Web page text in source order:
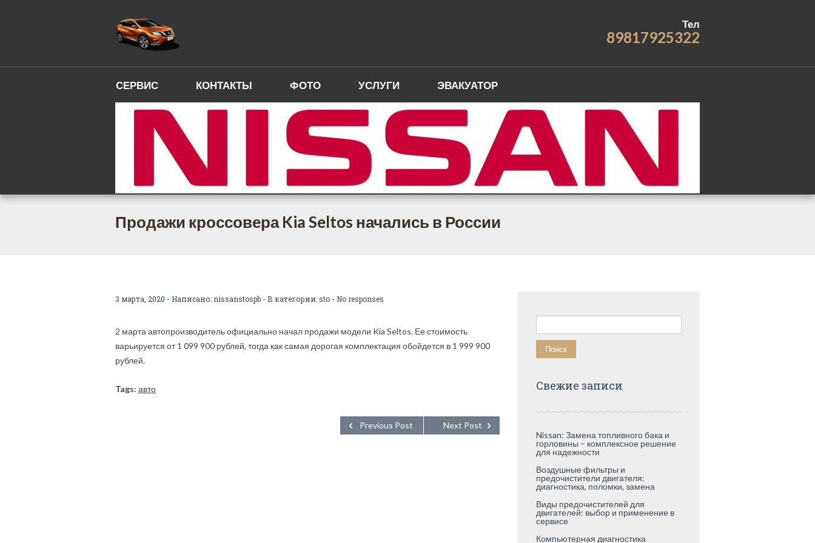
Тел
89817925322
СЕРВИС КОНТАКТЫ ФОТО УСЛУГИ ЭВАКУАТОР
Продажи кроссовера Kia Seltos начались в России
3 марта, 2020 - Написано: nissanstospb - В категории:sto - No responses
2 марта автопроизводитель официально начал продажи модели Kia Seltos. Ее стоимость
варьируется от 1 099 900 рублей, тогда как самая дорогая комплектация обойдется в 1 999 900
рублей.
Tags: авто
Next Post
Previous Post
Найти:
Свежие записи
Nissan: Замена топливного бака и
горловины – комплексное решение
для надежности
Воздушные фильтры и
предочистители двигателя:
диагностика, поломки, замена
Виды предочистителей для
двигателей: выбор и применение в
сервисе
Компьютерная диагностика